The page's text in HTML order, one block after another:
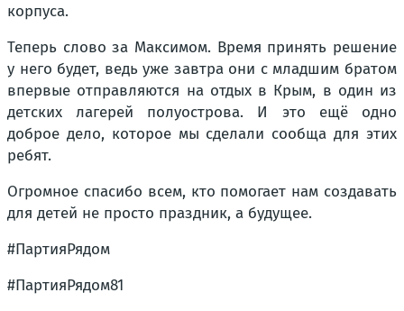
корпуса.
Теперь слово за Максимом. Время принять решение
у него будет, ведь уже завтра они с младшим братом
впервые отправляются на отдых в Крым, в один из
детских лагерей полуострова. И это ещё одно
доброе дело, которое мы сделали сообща для этих
ребят.
Огромное спасибо всем, кто помогает нам создавать
для детей не просто праздник, а будущее.
#ПартияРядом
#ПартияРядом81